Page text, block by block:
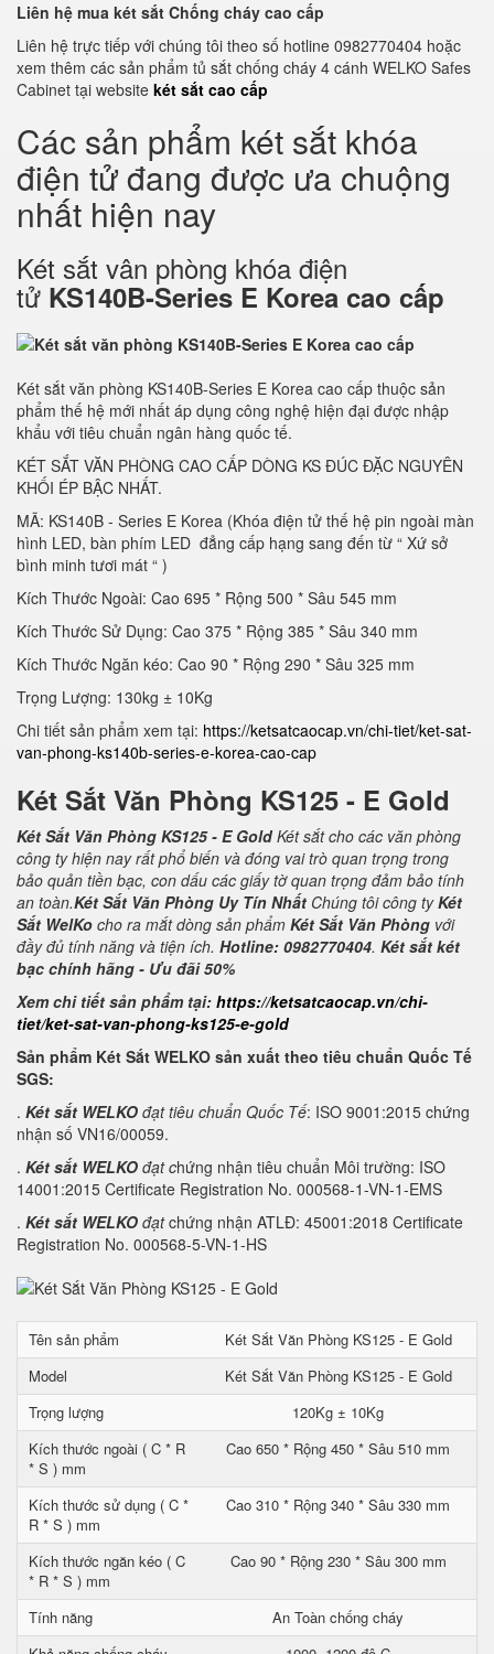
Liên hệ mua két sắt Chống cháy cao cấp
Liên hệ trực tiếp với chúng tôi theo số hotline 0982770404 hoặc
xem thêm các sản phẩm tủ sắt chống cháy 4 cánh WELKO Safes
Cabinet tại website két sắt cao cấp
Các sản phẩm két sắt khóa
điện tử đang được ưa chuộng
nhất hiện nay
Két sắt vân phòng khóa điện
tử KS140B-Series E Korea cao cấp
Két sắt văn phòng KS140B-Series E Korea cao cấp thuộc sản
phẩm thế hệ mới nhất áp dụng công nghệ hiện đại được nhập
khẩu với tiêu chuẩn ngân hàng quốc tế.
KÉT SẮT VĂN PHÒNG CAO CẤP DÒNG KS ĐÚC ĐẶC NGUYÊN
KHỐI ÉP BẬC NHẤT.
MÃ: KS140B - Series E Korea (Khóa điện tử thế hệ pin ngoài màn
hình LED, bàn phím LED đẳng cấp hạng sang đến từ “ Xứ sở
bình minh tươi mát “ )
Kích Thước Ngoài: Cao 695 * Rộng 500 * Sâu 545 mm
Kích Thước Sử Dụng: Cao 375 * Rộng 385 * Sâu 340 mm
Kích Thước Ngăn kéo: Cao 90 * Rộng 290 * Sâu 325 mm
Trọng Lượng: 130kg ± 10Kg
Chi tiết sản phẩm xem tại: https://ketsatcaocap.vn/chi-tiet/ket-sat-
van-phong-ks140b-series-e-korea-cao-cap
Két Sắt Văn Phòng KS125 - E Gold
Két Sắt Văn Phòng KS125 - E GoldKét sắt cho các văn phòng
công ty hiện nay rất phổ biến và đóng vai trò quan trọng trong
bảo quản tiền bạc, con dấu các giấy tờ quan trọng đảm bảo tính
an toàn.Két Sắt Văn Phòng Uy Tín Nhất Chúng tôi công tyKét
Sắt WelKo cho ra mắt dòng sản phẩm Két Sắt Văn Phòng với
đầy đủ tính năng và tiện ích. Hotline: 0982770404. Két sắt két
bạc chính hãng - Ưu đãi 50%
Xem chi tiết sản phẩm tại: https://ketsatcaocap.vn/chi-
tiet/ket-sat-van-phong-ks125-e-gold
Sản phẩm Két Sắt WELKO sản xuất theo tiêu chuẩn Quốc Tế
SGS:
. Két sắt WELKO đạt tiêu chuẩn Quốc Tế: ISO 9001:2015 chứng
nhận số VN16/00059.
. Két sắt WELKO đạt chứng nhận tiêu chuẩn Môi trường: ISO
14001:2015 Certificate Registration No. 000568-1-VN-1-EMS
. Két sắt WELKO đạtchứng nhận ATLĐ: 45001:2018 Certificate
Registration No. 000568-5-VN-1-HS
Tên sản phẩm
Két Sắt Văn Phòng KS125 - E Gold
Model
Két Sắt Văn Phòng KS125 - E Gold
Trọng lượng
120Kg ± 10Kg
Kích thước ngoài ( C * R
* S ) mm
Cao 650 * Rộng 450 * Sâu 510 mm
Kích thước sử dụng ( C *
R * S ) mm
Cao 310 * Rộng 340 * Sâu 330 mm
Kích thước ngăn kéo ( C
* R * S ) mm
Cao 90 * Rộng 230 * Sâu 300 mm
Tính năng
An Toàn chống cháy